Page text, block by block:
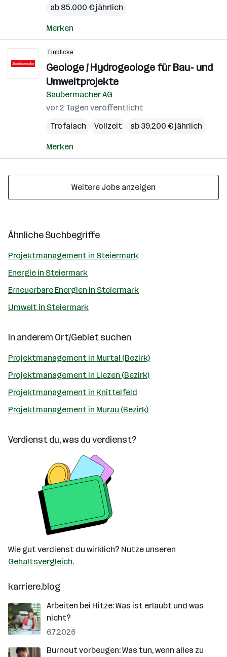
ab 85.000 € jährlich
Merken
Einblicke
Geologe / Hydrogeologe für Bau- und
Umweltprojekte
Saubermacher AG
vor 2 Tagen veröffentlicht
Trofaiach
Vollzeit ab 39.200 € jährlich
Merken
Weitere Jobs anzeigen
Ähnliche Suchbegriffe
Projektmanagement in Steiermark
Energie in Steiermark
Erneuerbare Energien in Steiermark
Umwelt in Steiermark
In anderem Ort/Gebiet suchen
Projektmanagement in Murtal (Bezirk)
Projektmanagement in Liezen (Bezirk)
Projektmanagement in Knittelfeld
Projektmanagement in Murau (Bezirk)
Verdienst du, was du verdienst?
Wie gut verdienst du wirklich? Nutze unseren
Gehaltsvergleich.
karriere.blog
Arbeiten bei Hitze: Was ist erlaubt und was
nicht?
6.7.2026
Burnout vorbeugen: Was tun, wenn alles zu